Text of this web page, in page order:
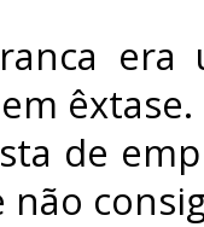
êxtase.
de
não